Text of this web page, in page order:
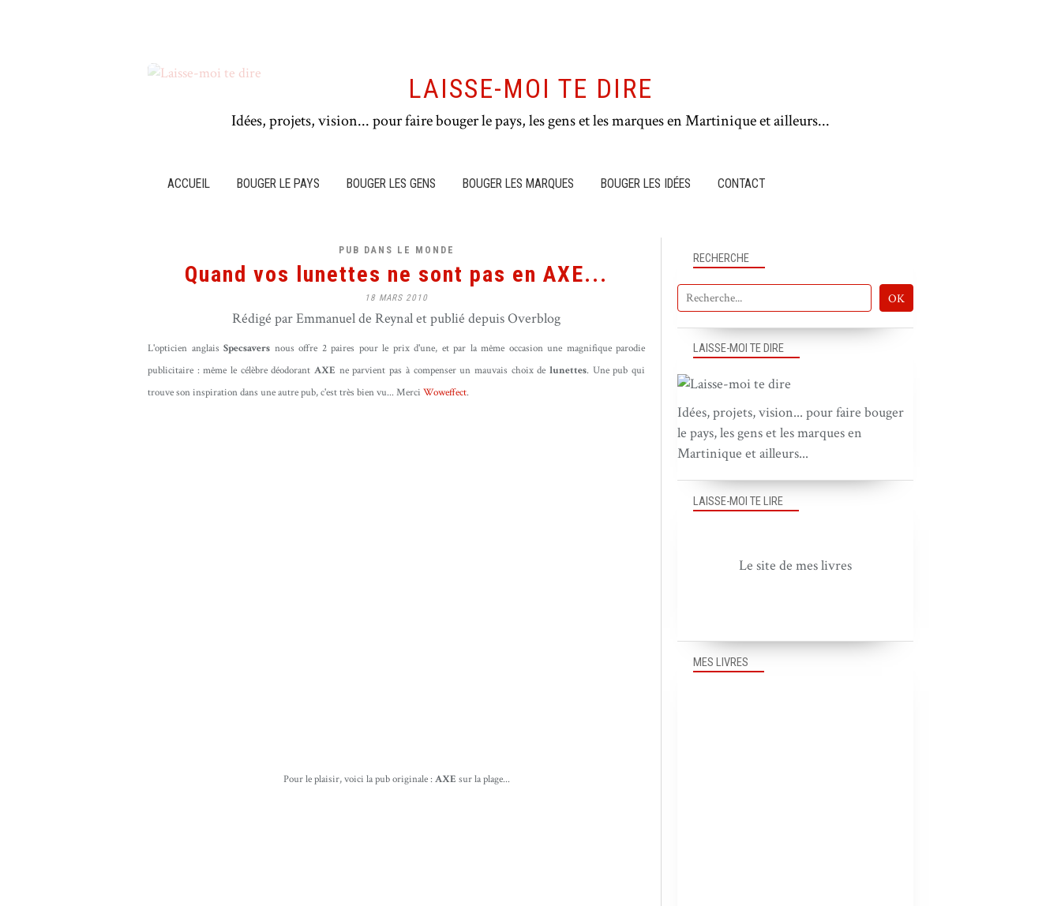
LAISSE-MOI TE DIRE
Idées, projets, vision... pour faire bouger le pays, les gens et les marques en Martinique et ailleurs...
ACCUEIL BOUGER LE PAYS BOUGER LES GENS BOUGER LES MARQUES BOUGER LES IDÉES CONTACT
PUB DANS LE MONDE
Quand vos lunettes ne sont pas en AXE...
18 MARS 2010
Rédigé par Emmanuel de Reynal et publié depuis Overblog
L'opticien anglais Specsavers nous offre 2 paires pour le prix d'une, et par la même occasion une magnifique parodie
publicitaire : même le célèbre déodorantAXE ne parvient pas à compenser un mauvais choix de lunettes. Une pub qui
trouve son inspiration dans une autre pub, c'est très bien vu... Merci Woweffect.
Pour le plaisir, voici la pub originale : AXE sur la plage...
RECHERCHE
LAISSE-MOI TE DIRE
Idées, projets, vision... pour faire bouger
le pays, les gens et les marques en
Martinique et ailleurs...
MES LIVRES
LAISSE-MOI TE LIRE
Le site de mes livres